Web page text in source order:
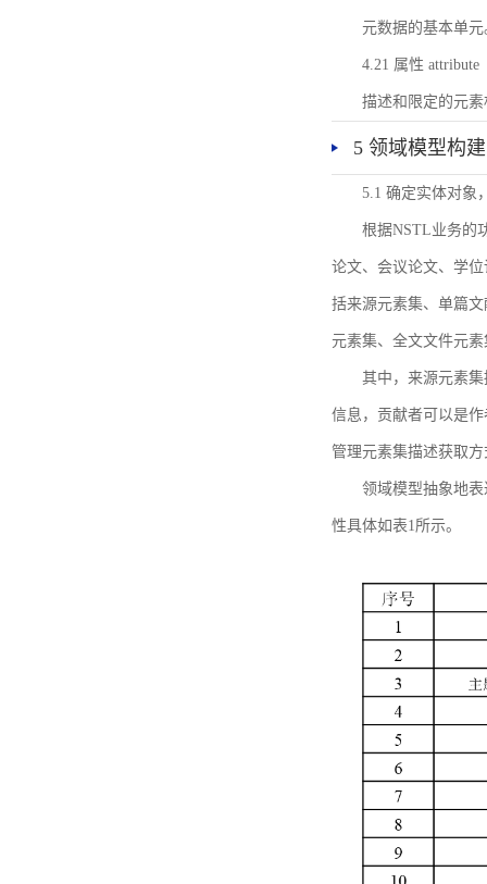
元数据的基本单元
4.21 属性 attribute
描述和限定的元
5 领域模型构建
5.1 确定实体对象
根据NSTL业务的
论文、会议论文、学
括来源元素集、单篇
元素集、全文文件元
其中，来源元素
信息，贡献者可以是
管理元素集描述获取
领域模型抽象地
性具体如表1所示。